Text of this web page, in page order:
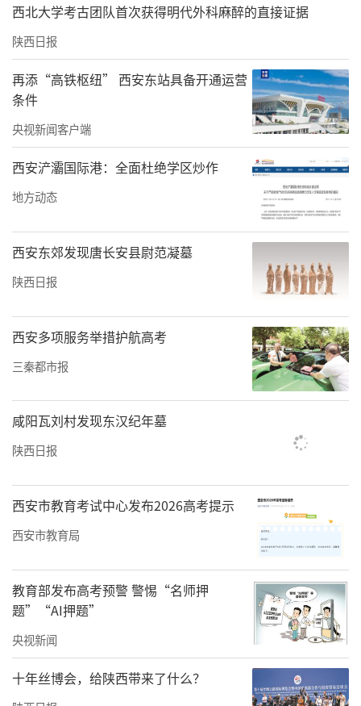
医药机构的创新路径提供了“西安样本”。未
来，天颐堂将秉持“传承精华、守正创新”的
精神，持续为弘扬中医药文化、服务大众健康
贡献力量。（董琛）
责任编辑：白睿祺 赵森
西北大学考古团队首次获得明代外科麻醉的直接证据
陕西日报
再添“高铁枢纽” 西安东站具备开通运营
条件
央视新闻客户端
西安浐灞国际港：全面杜绝学区炒作
地方动态
西安东郊发现唐长安县尉范凝墓
陕西日报
西安多项服务举措护航高考
三秦都市报
咸阳瓦刘村发现东汉纪年墓
陕西日报
西安市教育考试中心发布2026高考提示
西安市教育局
教育部发布高考预警 警惕“名师押
题”“AI押题”
央视新闻
十年丝博会，给陕西带来了什么？